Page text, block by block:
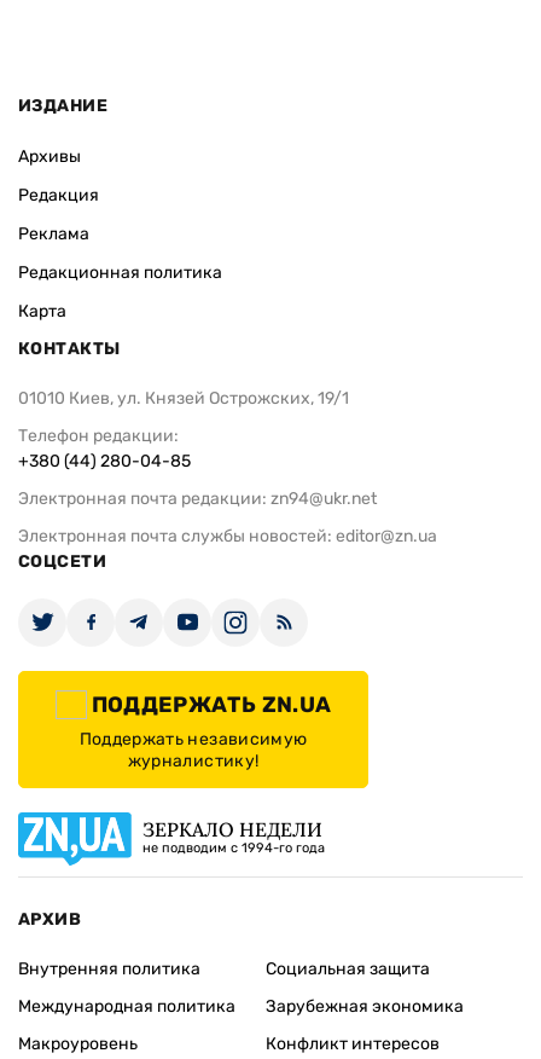
ИЗДАНИЕ
Архивы
Редакция
Реклама
Редакционная политика
Карта
КОНТАКТЫ
01010 Киев, ул. Князей Острожских, 19/1
Телефон редакции:
+380 (44) 280-04-85
Электронная почта редакции: zn94@ukr.net
Электронная почта службы новостей: editor@zn.ua
СОЦСЕТИ
ПОДДЕРЖАТЬ ZN.UA
Поддержать независимую
журналистику!
ЗЕРКАЛО НЕДЕЛИ
не подводим с 1994-го года
АРХИВ
Внутренняя политика
Международная политика
Макроуровень
Социальная защита
Зарубежная экономика
Конфликт интересов